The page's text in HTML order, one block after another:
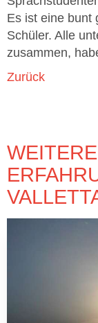
Es ist eine bunt
Schüler. Alle
zusammen,
Zurück
WEITERE